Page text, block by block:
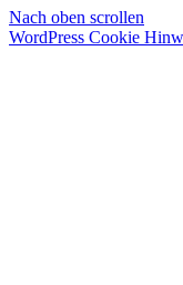
Nach oben scrollen
WordPress Cookie